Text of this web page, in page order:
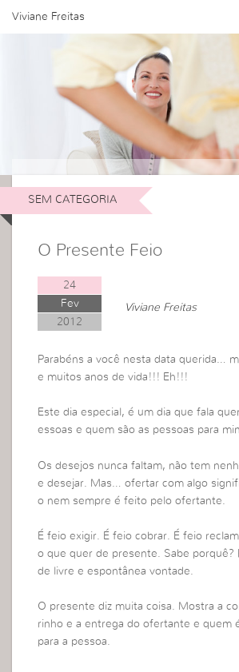
Viviane Freitas
SEM CATEGORIA
O Presente Feio
24
Fev
2012
Viviane Freitas
Parabéns a você nesta data querida…
e muitos anos de vida!!! Eh!!!
Este dia especial, é um dia que fala
essoas e quem são as pessoas para
Os desejos nunca faltam, não tem
e desejar. Mas… ofertar com algo
o nem sempre é feito pelo ofertante.
É feio exigir. É feio cobrar. É feio
o que quer de presente. Sabe porquê?
de livre e espontânea vontade.
O presente diz muita coisa. Mostra a
rinho e a entrega do ofertante e quem
para a pessoa.